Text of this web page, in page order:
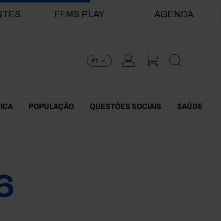
FFMS PLAY AGENDA
PT
POPULAÇÃO QUESTÕES SOCIAIS SAÚDE